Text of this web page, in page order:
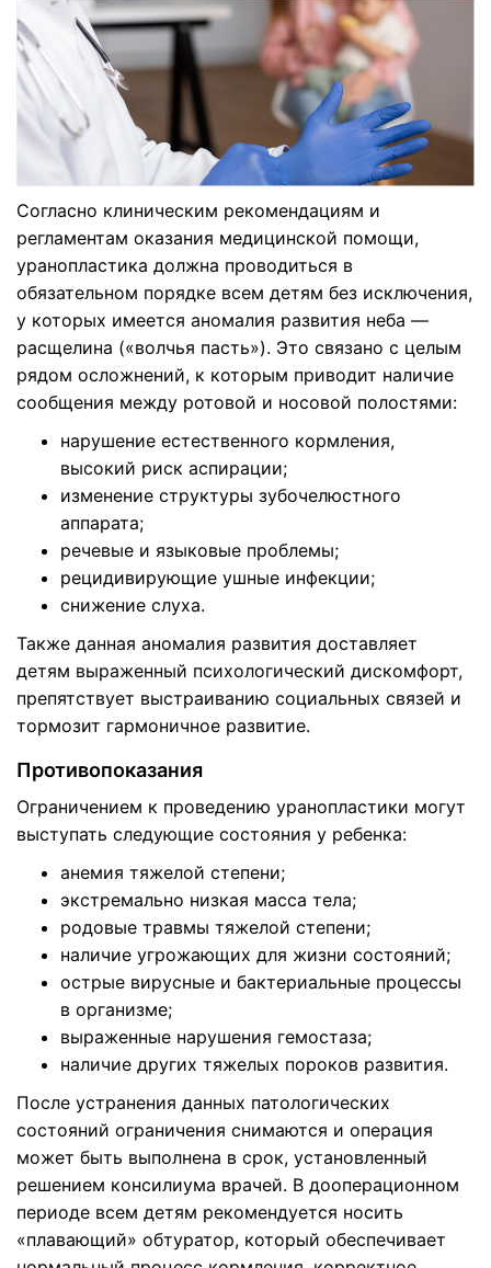
Согласно клиническим рекомендациям и
регламентам оказания медицинской помощи,
уранопластика должна проводиться в
обязательном порядке всем детям без исключения,
у которых имеется аномалия развития неба —
расщелина («волчья пасть»). Это связано с целым
рядом осложнений, к которым приводит наличие
сообщения между ротовой и носовой полостями:
нарушение естественного кормления,
высокий риск аспирации;
изменение структуры зубочелюстного
аппарата;
речевые и языковые проблемы;
рецидивирующие ушные инфекции;
снижение слуха.
Также данная аномалия развития доставляет
детям выраженный психологический дискомфорт,
препятствует выстраиванию социальных связей и
тормозит гармоничное развитие.
Противопоказания
Ограничением к проведению уранопластики могут
выступать следующие состояния у ребенка:
анемия тяжелой степени;
экстремально низкая масса тела;
родовые травмы тяжелой степени;
наличие угрожающих для жизни состояний;
острые вирусные и бактериальные процессы
в организме;
выраженные нарушения гемостаза;
наличие других тяжелых пороков развития.
После устранения данных патологических
состояний ограничения снимаются и операция
может быть выполнена в срок, установленный
решением консилиума врачей. В дооперационном
периоде всем детям рекомендуется носить
«плавающий» обтуратор, который обеспечивает